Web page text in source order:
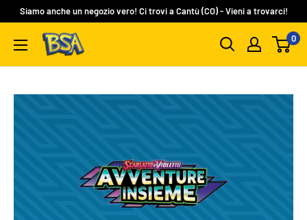
contenuto
Siamo anche un negozio vero! Ci trovi a Cantù (CO) - Vieni a trovarci!
BSA
Carte
0